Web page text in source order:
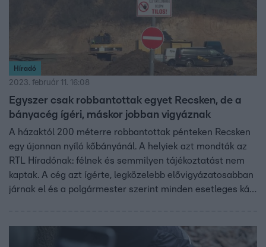
Híradó
2023. február 11. 16:08
Egyszer csak robbantottak egyet Recsken, de a
bányacég ígéri, máskor jobban vigyáznak
A házaktól 200 méterre robbantottak pénteken Recsken
egy újonnan nyíló kőbányánál. A helyiek azt mondták az
RTL Híradónak: félnek és semmilyen tájékoztatást nem
kaptak. A cég azt ígérte, legközelebb elővigyázatosabban
járnak el és a polgármester szerint minden esetleges kárt
beruházásokhoz szállítanának innen követ, de erről a